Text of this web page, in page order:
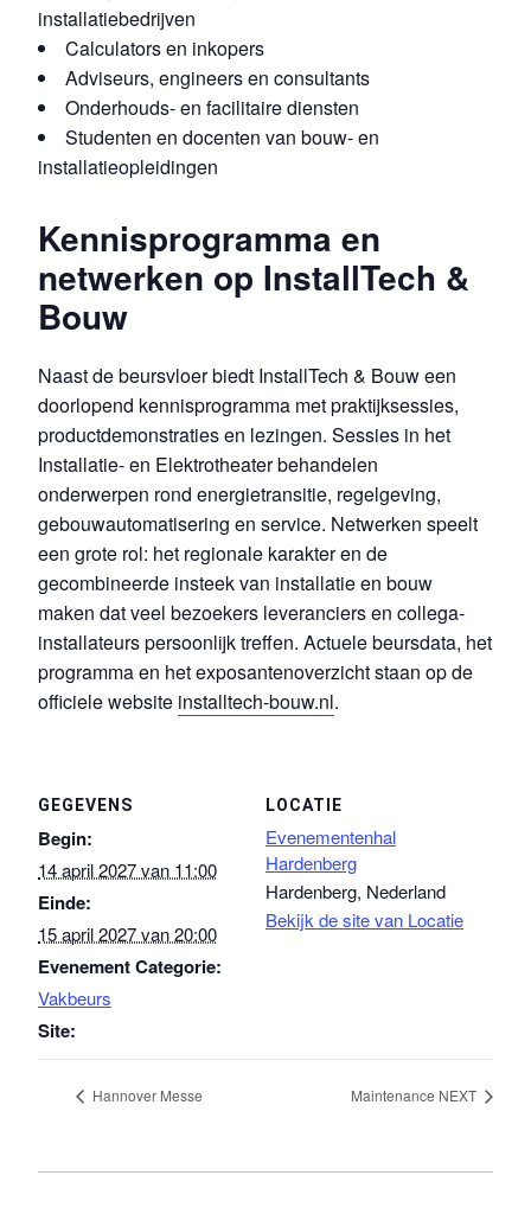
installatiebedrijven
Calculators en inkopers
Adviseurs, engineers en consultants
Onderhouds- en facilitaire diensten
Studenten en docenten van bouw- en
installatieopleidingen
Kennisprogramma en
netwerken op InstallTech &
Bouw
Naast de beursvloer biedt InstallTech & Bouw een
doorlopend kennisprogramma met praktijksessies,
productdemonstraties en lezingen. Sessies in het
Installatie- en Elektrotheater behandelen
onderwerpen rond energietransitie, regelgeving,
gebouwautomatisering en service. Netwerken speelt
een grote rol: het regionale karakter en de
gecombineerde insteek van installatie en bouw
maken dat veel bezoekers leveranciers en collega-
installateurs persoonlijk treffen. Actuele beursdata, het
programma en het exposantenoverzicht staan op de
officiele website installtech-bouw.nl.
GEGEVENS
Begin:
14 april 2027 van 11:00
Einde:
15 april 2027 van 20:00
Evenement Categorie:
Vakbeurs
Site:
LOCATIE
Evenementenhal
Hardenberg
Hardenberg, Nederland
Bekijk de site van Locatie
Hannover Messe Maintenance NEXT